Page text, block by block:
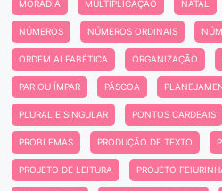
MORADIA MULTIPLICAÇÃO NATAL
NÚMEROS NÚMEROS ORDINAIS
ORDEM ALFABÉTICA ORGANIZAÇÃO
PAR OU ÍMPAR PÁSCOA
PLURAL E SINGULAR PONTOS CARDEAIS
PROBLEMAS PRODUÇÃO DE TEXTO
PROJETO DE LEITURA PROJETO